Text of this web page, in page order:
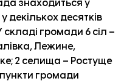
знаходиться у
декількох десятків
складі громади 6 сіл –
Лежине,
2 селища – Ростуще
пункти громади